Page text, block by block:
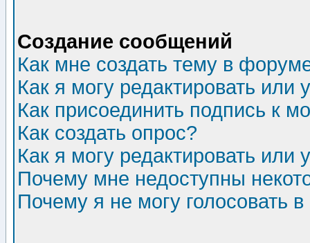
Создание сообщений
Как мне создать тему в
Как я могу редактировать или
Как присоединить подпись к
Как создать опрос?
Как я могу редактировать или
Почему мне недоступны
Почему я не могу голосовать